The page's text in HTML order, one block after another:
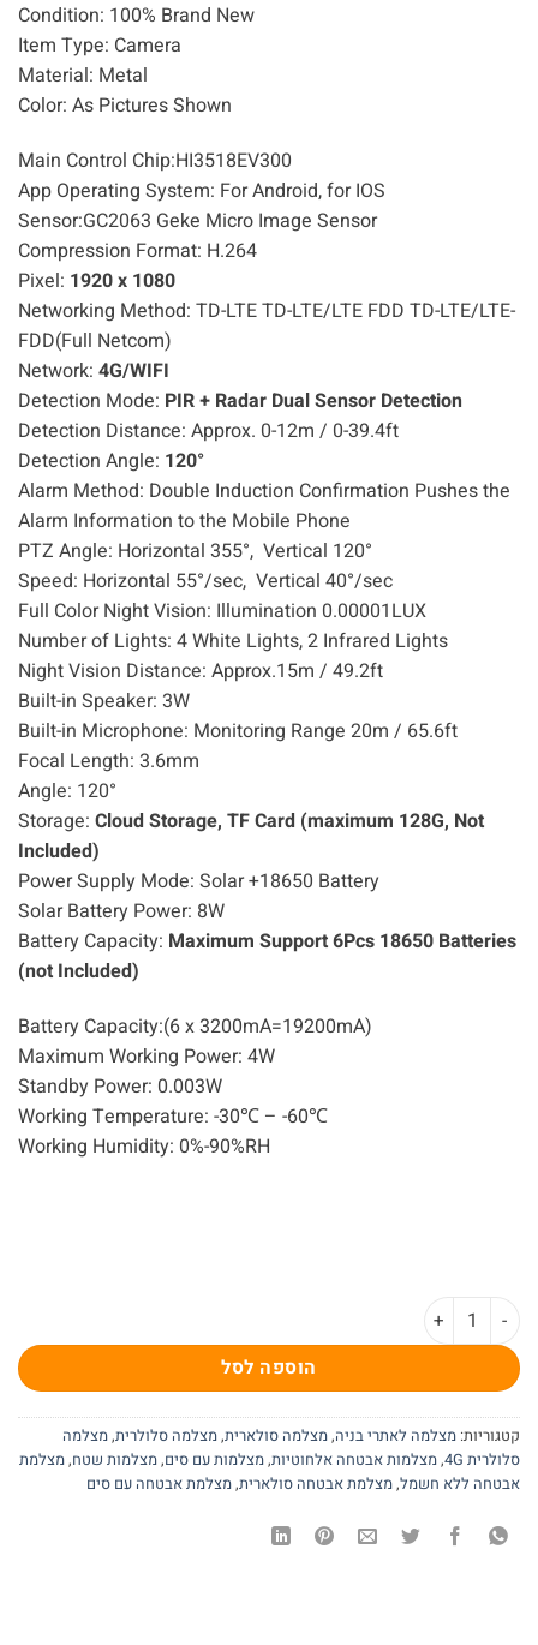
Condition: 100% Brand New
Item Type: Camera
Material: Metal
Color: As Pictures Shown
Main Control Chip:HI3518EV300
App Operating System: For Android, for IOS
Sensor:GC2063 Geke Micro Image Sensor
Compression Format: H.264
Pixel: 1920 x 1080
Networking Method: TD-LTE TD-LTE/LTE FDD TD-LTE/LTE-
FDD(Full Netcom)
Network: 4G/WIFI
Detection Mode: PIR + Radar Dual Sensor Detection
Detection Distance: Approx. 0-12m / 0-39.4ft
Detection Angle: 120°
Alarm Method: Double Induction Confirmation Pushes the
Alarm Information to the Mobile Phone
PTZ Angle: Horizontal 355°, Vertical 120°
Speed: Horizontal 55°/sec, Vertical 40°/sec
Full Color Night Vision: Illumination 0.00001LUX
Number of Lights: 4 White Lights, 2 Infrared Lights
Night Vision Distance: Approx.15m / 49.2ft
Built-in Speaker: 3W
Built-in Microphone: Monitoring Range 20m / 65.6ft
Focal Length: 3.6mm
Angle: 120°
Storage: Cloud Storage, TF Card (maximum 128G, Not
Included)
Power Supply Mode: Solar +18650 Battery
Solar Battery Power: 8W
Battery Capacity: Maximum Support 6Pcs 18650 Batteries
(not Included)
Battery Capacity:(6 x 3200mA=19200mA)
Maximum Working Power: 4W
Standby Power: 0.003W
Working Temperature: -30℃ – -60℃
Working Humidity: 0%-90%RH
כמות של מצלמה סלולרית עם סים 4MP PTZ ליום ולילה פאנל נפרד S20
הוספה לסל
קטגוריות: מצלמה לאתרי בניה,מצלמה סולארית,מצלמה סלולרית,מצלמה
סלולרית 4G
,מצלמות אבטחה אלחוטיות,מצלמות עם סים,מצלמות שטח,מצלמת
אבטחה ללא חשמל,מצלמת אבטחה סולארית,מצלמת אבטחה עם סים